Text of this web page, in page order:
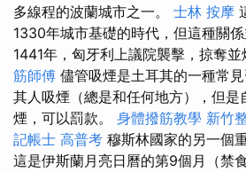
多線程的波蘭城市之一。 士林 按摩
1330年城市基礎的時代，但這種關
1441年，匈牙利上議院襲擊，掠奪並
筋師傅 儘管吸煙是土耳其的一種常
其人吸煙（總是和任何地方），但
煙，可以罰款。 身體撥筋教學 新竹
記帳士 高普考 穆斯林國家的另一個
這是伊斯蘭月亮日曆的第9個月（禁